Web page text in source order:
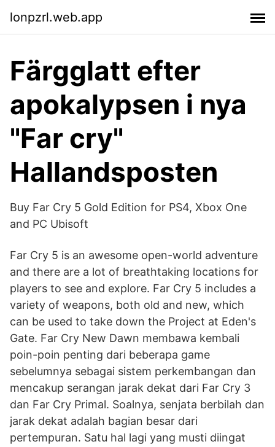
lonpzrl.web.app
Färgglatt efter
apokalypsen i nya
"Far cry"
Hallandsposten
Buy Far Cry 5 Gold Edition for PS4, Xbox One
and PC Ubisoft
Far Cry 5 is an awesome open-world adventure
and there are a lot of breathtaking locations for
players to see and explore. Far Cry 5 includes a
variety of weapons, both old and new, which
can be used to take down the Project at Eden's
Gate. Far Cry New Dawn membawa kembali
poin-poin penting dari beberapa game
sebelumnya sebagai sistem perkembangan dan
mencakup serangan jarak dekat dari Far Cry 3
dan Far Cry Primal. Soalnya, senjata berbilah dan
jarak dekat adalah bagian besar dari
pertempuran. Satu hal lagi yang musti diingat